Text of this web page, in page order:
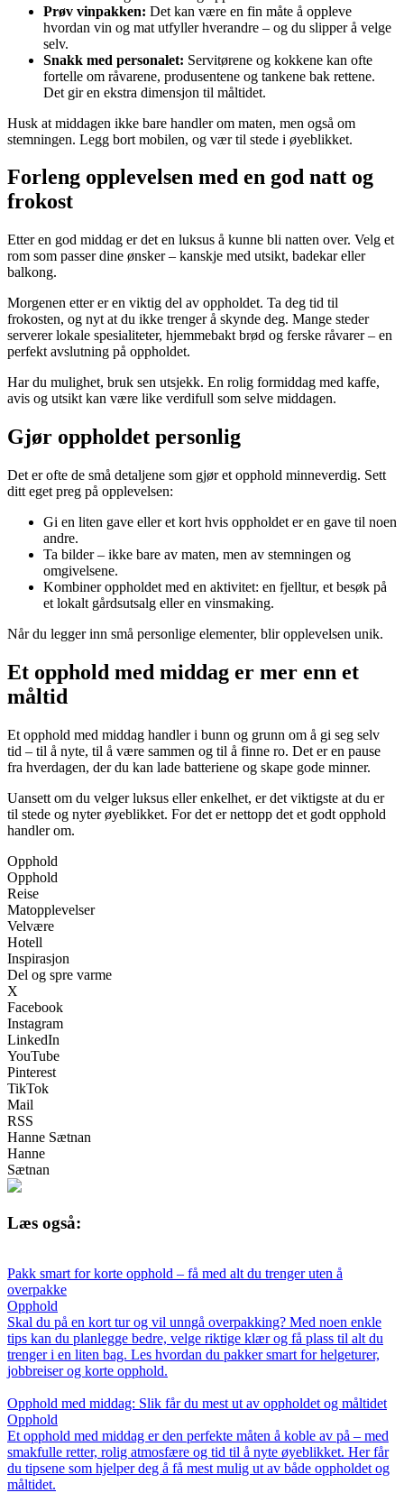
Prøv vinpakken: Det kan være en fin måte å oppleve
hvordan vin og mat utfyller hverandre – og du slipper å velge
selv.
Snakk med personalet: Servitørene og kokkene kan ofte
fortelle om råvarene, produsentene og tankene bak rettene.
Det gir en ekstra dimensjon til måltidet.
Husk at middagen ikke bare handler om maten, men også om
stemningen. Legg bort mobilen, og vær til stede i øyeblikket.
Forleng opplevelsen med en god natt og
frokost
Etter en god middag er det en luksus å kunne bli natten over. Velg et
rom som passer dine ønsker – kanskje med utsikt, badekar eller
balkong.
Morgenen etter er en viktig del av oppholdet. Ta deg tid til
frokosten, og nyt at du ikke trenger å skynde deg. Mange steder
serverer lokale spesialiteter, hjemmebakt brød og ferske råvarer – en
perfekt avslutning på oppholdet.
Har du mulighet, bruk sen utsjekk. En rolig formiddag med kaffe,
avis og utsikt kan være like verdifull som selve middagen.
Gjør oppholdet personlig
Det er ofte de små detaljene som gjør et opphold minneverdig. Sett
ditt eget preg på opplevelsen:
Gi en liten gave eller et kort hvis oppholdet er en gave til noen
andre.
Ta bilder – ikke bare av maten, men av stemningen og
omgivelsene.
Kombiner oppholdet med en aktivitet: en fjelltur, et besøk på
et lokalt gårdsutsalg eller en vinsmaking.
Når du legger inn små personlige elementer, blir opplevelsen unik.
Et opphold med middag er mer enn et
måltid
Et opphold med middag handler i bunn og grunn om å gi seg selv
tid – til å nyte, til å være sammen og til å finne ro. Det er en pause
fra hverdagen, der du kan lade batteriene og skape gode minner.
Uansett om du velger luksus eller enkelhet, er det viktigste at du er
til stede og nyter øyeblikket. For det er nettopp det et godt opphold
handler om.
Opphold
Opphold
Reise
Matopplevelser
Velvære
Hotell
Inspirasjon
Del og spre varme
X
Facebook
Instagram
LinkedIn
YouTube
Pinterest
TikTok
Mail
RSS
Hanne Sætnan
Hanne
Sætnan
Læs også:
Pakk smart for korte opphold – få med alt du trenger uten å
overpakke
Opphold
Skal du på en kort tur og vil unngå overpakking? Med noen enkle
tips kan du planlegge bedre, velge riktige klær og få plass til alt du
trenger i en liten bag. Les hvordan du pakker smart for helgeturer,
jobbreiser og korte opphold.
Opphold med middag: Slik får du mest ut av oppholdet og måltidet
Opphold
Et opphold med middag er den perfekte måten å koble av på – med
smakfulle retter, rolig atmosfære og tid til å nyte øyeblikket. Her får
du tipsene som hjelper deg å få mest mulig ut av både oppholdet og
måltidet.